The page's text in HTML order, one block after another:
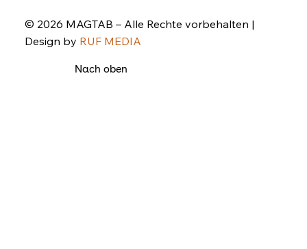
© 2026 MAGTAB – Alle Rechte vorbehalten |
Design by RUF MEDIA
Nach oben